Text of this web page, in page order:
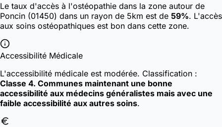
Le taux d'accès à l'ostéopathie dans la zone autour de
Poncin (01450) dans un rayon de 5km est de 59%. L'accès
aux soins ostéopathiques est bon dans cette zone.
Accessibilité Médicale
L'accessibilité médicale est modérée. Classification :
Classe 4. Communes maintenant une bonne
accessibilité aux médecins généralistes mais avec une
faible accessibilité aux autres soins.